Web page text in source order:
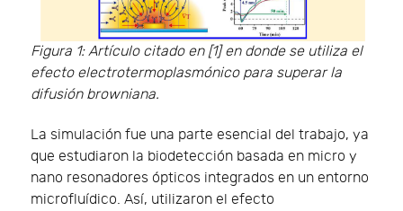
Figura 1: Artículo citado en [1] en donde se utiliza el
efecto electrotermoplasmónico para superar la
difusión browniana.
La simulación fue una parte esencial del trabajo, ya
que estudiaron la biodetección basada en micro y
nano resonadores ópticos integrados en un entorno
microfluídico. Así, utilizaron el efecto